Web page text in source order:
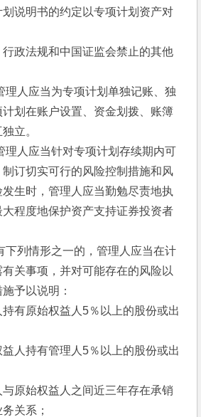
明书的约定以专项计划资产对
法规和中国证监会禁止的其他
应当为专项计划单独记账、独
划在账户设置、资金划拨、账簿
立。
应当针对专项计划存续期内可
订切实可行的风险控制措施和风
生时，管理人应当勤勉尽责地执
程度地保护资产支持证券投资者
情形之一的，管理人应当在计
关事项，并对可能存在的风险以
予以说明：
原始权益人5％以上的股份或出
持有管理人5％以上的股份或出
始权益人之间近三年存在承销
关系；